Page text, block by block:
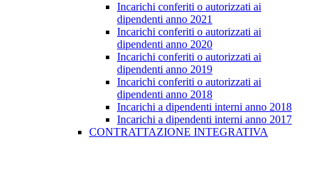
Incarichi conferiti o autorizzati ai
dipendenti anno 2021
Incarichi conferiti o autorizzati ai
dipendenti anno 2020
Incarichi conferiti o autorizzati ai
dipendenti anno 2019
Incarichi conferiti o autorizzati ai
dipendenti anno 2018
Incarichi a dipendenti interni anno 2018
Incarichi a dipendenti interni anno 2017
CONTRATTAZIONE INTEGRATIVA